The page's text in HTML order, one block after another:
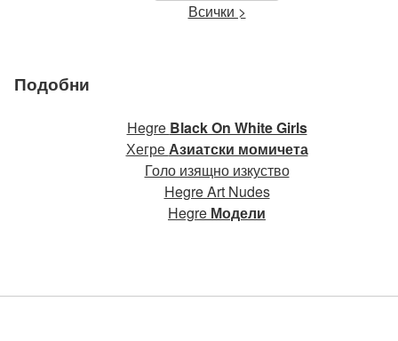
Всички >
Подобни
Hegre Black On White Girls
ХегреАзиатски момичета
Голо изящно изкуство
Hegre Art Nudes
Hegre Модели